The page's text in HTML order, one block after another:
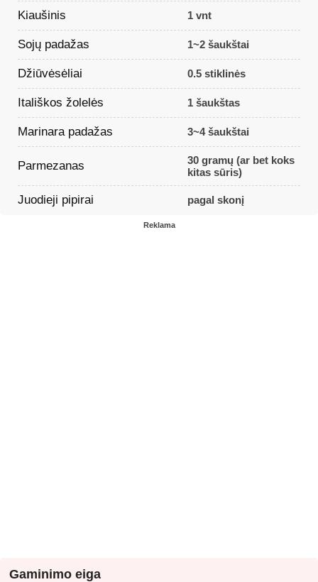
Kiaušinis 1 vnt
Sojų padažas 1~2 šaukštai
Džiūvėsėliai 0.5 stiklinės
Itališkos žolelės 1 šaukštas
Marinara padažas 3~4 šaukštai
Parmezanas
30 gramų (ar bet koks
kitas sūris)
Juodieji pipirai pagal skonį
Reklama
Gaminimo eiga